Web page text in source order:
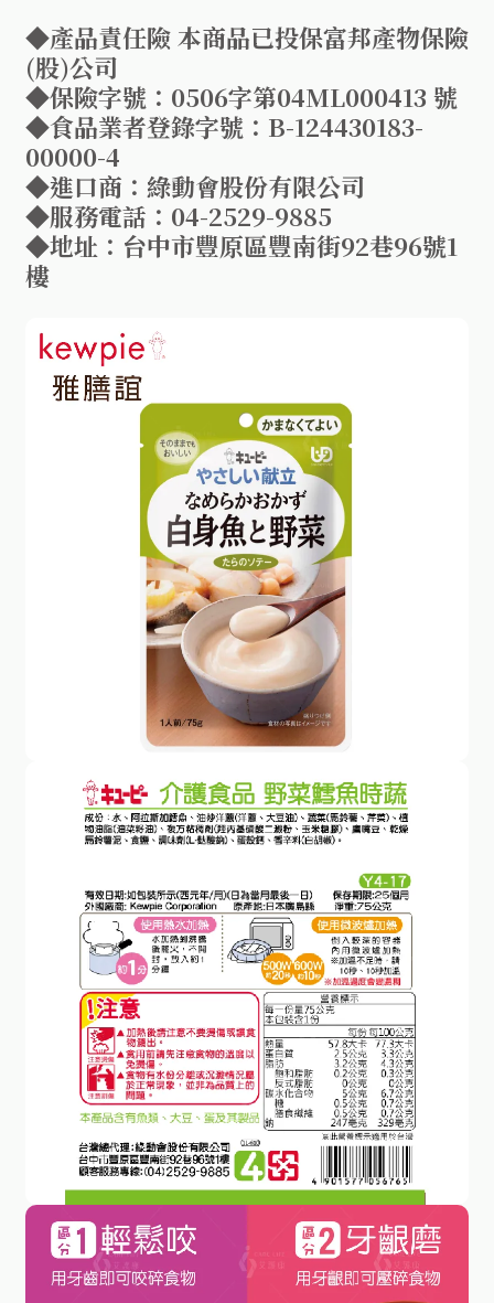
◆產品責任險 本商品已投保富邦產物保險
(股)公司
◆保險字號：0506字第04ML000413 號
◆食品業者登錄字號：B-124430183-
00000-4
◆進口商：綠動會股份有限公司
◆服務電話：04-2529-9885
◆地址：台中市豐原區豐南街92巷96號1
樓